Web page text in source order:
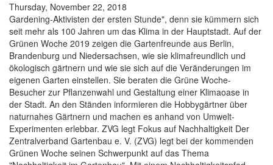
Thursday, November 22, 2018
Gardening-Aktivisten der ersten Stunde", denn sie kümmern sich
seit mehr als 100 Jahren um das Klima in der Hauptstadt. Auf der
Grünen Woche 2019 zeigen die Gartenfreunde aus Berlin,
Brandenburg und Niedersachsen, wie sie klimafreundlich und
ökologisch gärtnern und wie sie sich auf die Veränderungen im
eigenen Garten einstellen. Sie beraten die Grüne Woche-
Besucher zur Pflanzenwahl und Gestaltung einer Klimaoase in
der Stadt. An den Ständen informieren die Hobbygärtner über
naturnahes Gärtnern und machen es anhand von Umwelt-
Experimenten erlebbar. ZVG legt Fokus auf Nachhaltigkeit Der
Zentralverband Gartenbau e. V. (ZVG) legt bei der kommenden
Grünen Woche seinen Schwerpunkt auf das Thema